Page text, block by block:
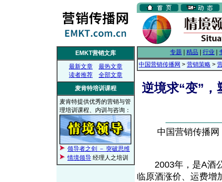
EMKT营销文库
最新文章
最热文章
读者推荐
全部文章
麦肯特培训课程
麦肯特提供优秀的营销与管
理培训课程、内训与咨询：
领导者之剑 － 突破思维
情境领导 经理人之培训
专题 精品 行业
中国营销传播网 > 营销策略 >
逆境求“变”，
中国营销传播
2003年，是A酒公
临原酒涨价、运费增